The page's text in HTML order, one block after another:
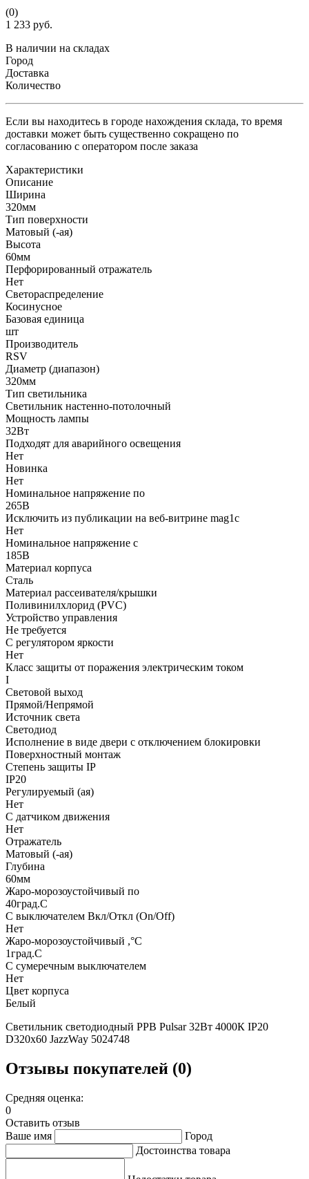
(0)
1 233 руб.
В наличии на складах
Город
Доставка
Количество
Если вы находитесь в городе нахождения склада, то время
доставки может быть существенно сокращено по
согласованию с оператором после заказа
Характеристики
Описание
Ширина
320мм
Тип поверхности
Матовый (-ая)
Высота
60мм
Перфорированный отражатель
Нет
Светораспределение
Косинусное
Базовая единица
шт
Производитель
RSV
Диаметр (диапазон)
320мм
Тип светильника
Светильник настенно-потолочный
Мощность лампы
32Вт
Подходят для аварийного освещения
Нет
Новинка
Нет
Номинальное напряжение по
265В
Исключить из публикации на веб-витрине mag1c
Нет
Номинальное напряжение с
185В
Материал корпуса
Сталь
Материал рассеивателя/крышки
Поливинилхлорид (PVC)
Устройство управления
Не требуется
С регулятором яркости
Нет
Класс защиты от поражения электрическим током
I
Световой выход
Прямой/Непрямой
Источник света
Светодиод
Исполнение в виде двери с отключением блокировки
Поверхностный монтаж
Степень защиты IP
IP20
Регулируемый (ая)
Нет
С датчиком движения
Нет
Отражатель
Матовый (-ая)
Глубина
60мм
Жаро-морозоустойчивый по
40град.C
С выключателем Вкл/Откл (On/Off)
Нет
Жаро-морозоустойчивый ,°С
1град.C
С сумеречным выключателем
Нет
Цвет корпуса
Белый
Светильник светодиодный PPB Pulsar 32Вт 4000К IP20
D320х60 JazzWay 5024748
Отзывы покупателей (0)
Средняя оценка:
0
Оставить отзыв
Ваше имя
Город
Достоинства товара